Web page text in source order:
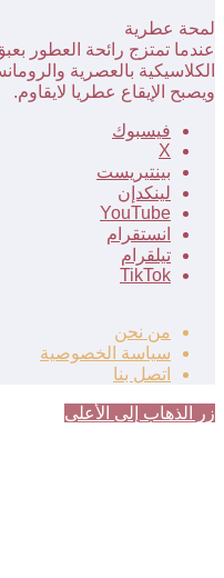
لمحة عطرية
عندما تمتزج رائحة العطور
الكلاسيكية بالعصرية
ويصبح الإيقاع عطريا لايقاوم.
فيسبوك
‫X
بينتيريست
لينكدإن
‫YouTube
انستقرام
تيلقرام
‫TikTok
من نحن
سياسة الخصوصية
اتصل بنا
زر الذهاب إلى الأعلى